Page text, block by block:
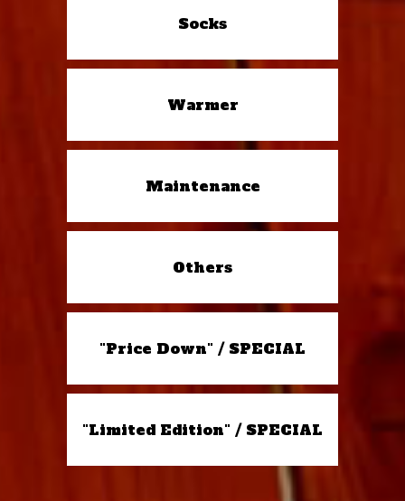
Socks
Warmer
Maintenance
Others
"Price Down" / SPECIAL
"Limited Edition" / SPECIAL